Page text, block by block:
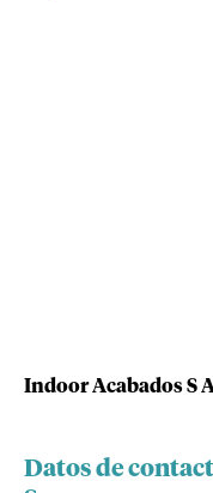
Indoor Acabados S
Datos de